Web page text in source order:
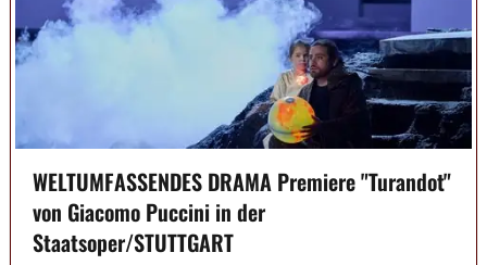
WELTUMFASSENDES DRAMA Premiere "Turandot"
von Giacomo Puccini in der
Staatsoper/STUTTGART